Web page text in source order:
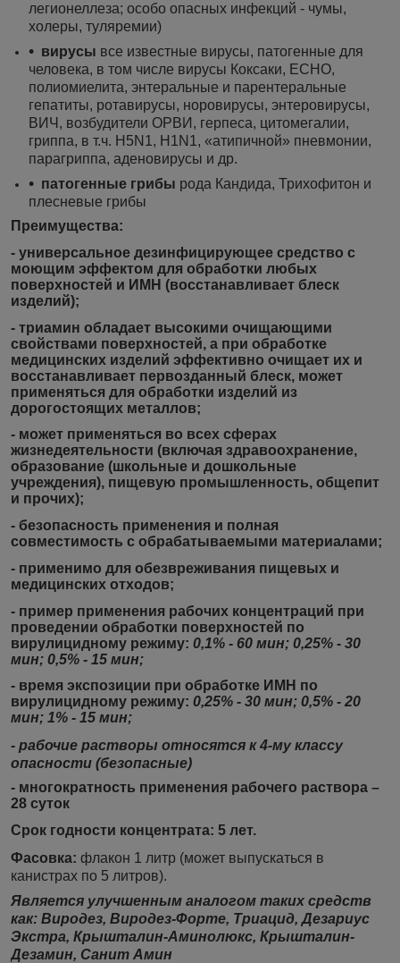
легионеллеза; особо опасных инфекций - чумы,
холеры, туляремии)
вирусы все известные вирусы, патогенные для
человека, в том числе вирусы Коксаки, ЕСНО,
полиомиелита, энтеральные и парентеральные
гепатиты, ротавирусы, норовирусы, энтеровирусы,
ВИЧ, возбудители ОРВИ, герпеса, цитомегалии,
гриппа, в т.ч. H5N1, H1N1, «атипичной» пневмонии,
парагриппа, аденовирусы и др.
патогенные грибы рода Кандида, Трихофитон и
плесневые грибы
Преимущества:
- универсальное дезинфицирующее средство с
моющим эффектом для обработки любых
поверхностей и ИМН (восстанавливает блеск
изделий);
- триамин обладает высокими очищающими
свойствами поверхностей, а при обработке
медицинских изделий эффективно очищает их и
восстанавливает первозданный блеск, может
применяться для обработки изделий из
дорогостоящих металлов;
- может применяться во всех сферах
жизнедеятельности (включая здравоохранение,
образование (школьные и дошкольные
учреждения), пищевую промышленность, общепит
и прочих);
- безопасность применения и полная
совместимость с обрабатываемыми материалами;
- применимо для обезвреживания пищевых и
медицинских отходов;
- пример применения рабочих концентраций при
проведении обработки поверхностей по
вирулицидному режиму: 0,1% - 60 мин; 0,25% - 30
мин; 0,5% - 15 мин;
- время экспозиции при обработке ИМН по
вирулицидному режиму: 0,25% - 30 мин; 0,5% - 20
мин; 1% - 15 мин;
- рабочие растворы относятся к 4-му классу
опасности (безопасные)
- многократность применения рабочего раствора –
28 суток
Срок годности концентрата: 5 лет.
Фасовка: флакон 1 литр (может выпускаться в
канистрах по 5 литров).
Является улучшенным аналогом таких средств
как: Виродез, Виродез-Форте, Триацид, Дезариус
Экстра, Крышталин-Аминолюкс, Крышталин-
Дезамин, Санит Амин